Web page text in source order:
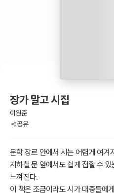
장가 말고 시집
이원준
공유
문학 장르 안에서 시는 어렵게 여겨
지하철 문 앞에서도 쉽게 접할 수
느껴진다.
이 책은 조금이라도 시가 대중들에